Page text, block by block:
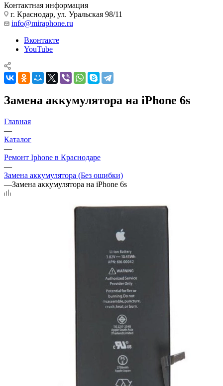
Контактная информация
г. Краснодар, ул. Уральская 98/11
info@miraphone.ru
Вконтакте
YouTube
Замена аккумулятора на iPhone 6s
Главная
—
Каталог
—
Ремонт Iphone в Краснодаре
—
Замена аккумулятора (Без ошибки)
—Замена аккумулятора на iPhone 6s